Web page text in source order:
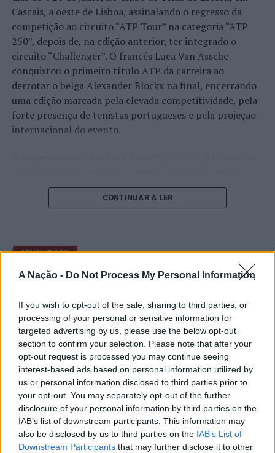
A Nação - Do Not Process My Personal Information
If you wish to opt-out of the sale, sharing to third parties, or
processing of your personal or sensitive information for
targeted advertising by us, please use the below opt-out
section to confirm your selection. Please note that after your
opt-out request is processed you may continue seeing
interest-based ads based on personal information utilized by
us or personal information disclosed to third parties prior to
your opt-out. You may separately opt-out of the further
disclosure of your personal information by third parties on the
IAB’s list of downstream participants. This information may
also be disclosed by us to third parties on the IAB’s List of
Downstream Participants that may further disclose it to other
Cascais, a oeste de Lisboa, assinalando o regresso da
competição ao circuito “ATP Tour” na categoria “ATP
250”, depois de, na edição anterior, ter integrado o
circuito “Challenger”. O francês Luca Van Assche
conquistou o primeiro título ATP da carreira ao
derrotar o belga Alexander Blockx na final, encerrando
uma edição marcada pela elevada competitividade, pela
forte presença de tenistas portugueses e pela projeção
internacional do evento.
de um lugar no quadro principal. A cerimónia de
abertura contou com a presença do presidente da
início de uma competição que voltou a colocar o
ténis.
Apesar das desistências de última hora de jogadores
como Casper Ruud (Noruega), Alejandro Davidovich
Fokina (Espanha) e Matteo Arnaldi (Itália), a prova
apresentou um quadro competitivo de elevado nível,
liderado pelo russo Andrey Rublev, primeiro cabeça de
série, pelo italiano Luciano Darderi, pelo chileno
Alejandro Tabilo e pelo belga Alexander Blockx.
Um dos momentos mais aguardados da semana foi
também o regresso do suíço Stan Wawrinka ao Estoril,
integrado na digressão de despedida do antigo vencedor
de três torneios do Grand Slam.
CONTINUAR A LER
ATUALIDADE
Castelo Branco: “Bienal
promete afirmar artesanato,
património e inovação como
“motores de desenvolvimento
económico e cultural” do município
português
Publicado 23 horas atrás
07/08/2026
Por Ígor Lopes